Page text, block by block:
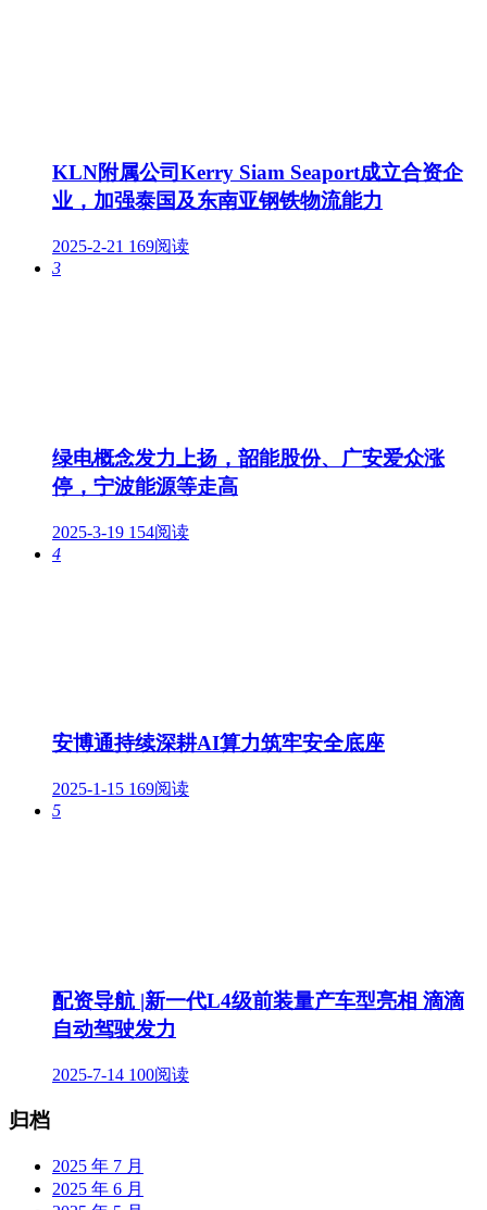
KLN附属公司Kerry Siam Seaport成立合资企
业，加强泰国及东南亚钢铁物流能力
2025-2-21 169阅读
3
绿电概念发力上扬，韶能股份、广安爱众涨
停，宁波能源等走高
2025-3-19 154阅读
4
安博通持续深耕AI算力筑牢安全底座
2025-1-15 169阅读
5
配资导航 |新一代L4级前装量产车型亮相 滴滴
自动驾驶发力
2025-7-14 100阅读
归档
2025 年 7 月
2025 年 6 月